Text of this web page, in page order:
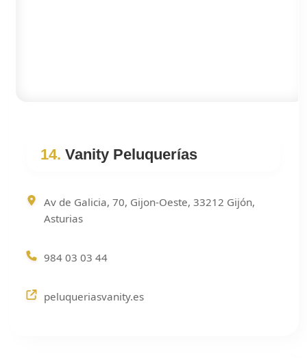
14. Vanity Peluquerías
Av de Galicia, 70, Gijon-Oeste, 33212 Gijón,
Asturias
984 03 03 44
peluqueriasvanity.es